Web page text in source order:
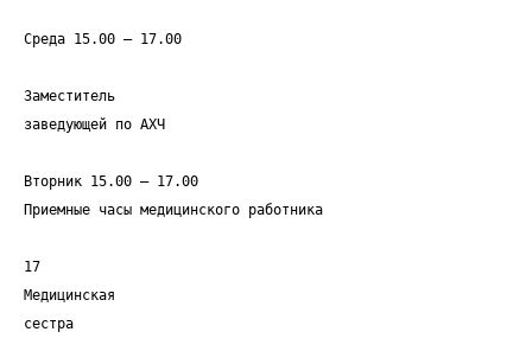
Среда 15.00 – 17.00
Заместитель
заведующей по АХЧ
Вторник 15.00 – 17.00
Приемные часы медицинского работника
17
Медицинская
сестра